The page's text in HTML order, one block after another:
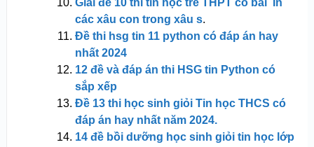
Giải đề 10 thi tin học trẻ THPT có bài In
các xâu con trong xâu s.
Đề thi hsg tin 11 python có đáp án hay
nhất 2024
12 đề và đáp án thi HSG tin Python có
sắp xếp
Đề 13 thi học sinh giỏi Tin học THCS có
đáp án hay nhất năm 2024.
14 đề bồi dưỡng học sinh giỏi tin học lớp